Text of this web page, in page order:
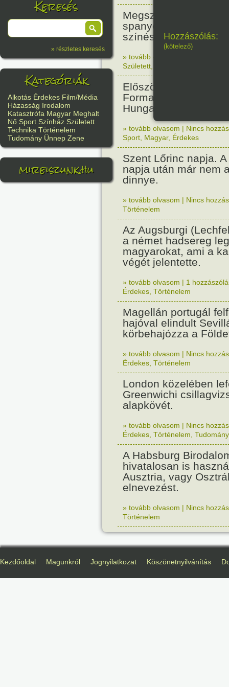
Keresés
» részletes keresés
Kategóriák
Alkotás Érdekes Film/Média
Házasság Irodalom
Katasztrófa Magyar Meghalt
Nő Sport Színház Született
Technika Történelem
Tudomány Ünnep Zene
mireiszunk.hu
Megszületett Antonio
spanyol származású
színész.
» tovább olvasom
Született
Először rendeztek
Forma 1-es futamot a
Hungaroringen.
» tovább olvasom | Nincs
Sport Magyar, Érdekes
Szent Lőrinc napja.
napja után már nem
dinnye.
» tovább olvasom | Nincs
Történelem
Az Augsburgi
a német hadsereg
magyarokat, ami a
végét jelentette.
» tovább olvasom | 1
Érdekes Történelem
Magellán portugál
hajóval elindult
körbehajózza a
» tovább olvasom | Nincs
Érdekes Történelem
London közelében
Greenwichi
alapkövét.
» tovább olvasom | Nincs
Érdekes Történelem Tudomány
A Habsburg
hivatalosan is
Ausztria, vagy
elnevezést.
» tovább olvasom | Nincs
Történelem
Hozzászólás:
(kötelező)
Kezdőoldal Magunkról Jognyilatkozat Köszönetnyilvánítás